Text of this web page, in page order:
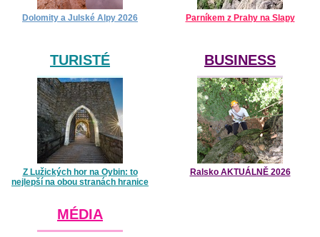
Dolomity a Julské Alpy 2026 Parníkem z Prahy na Slapy
TURISTÉ
Z Lužických hor na Oybin: to
nejlepší na obou stranách hranice
BUSINESS
Ralsko AKTUÁLNĚ 2026
MÉDIA